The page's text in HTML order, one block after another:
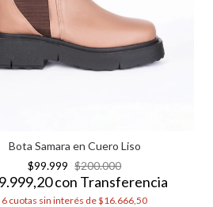
Bota Samara en Cuero Liso
$99.999 $200.000
con Transferencia
6 cuotas sin interés de$16.666,50